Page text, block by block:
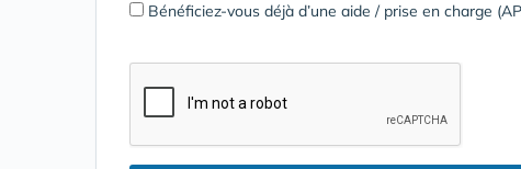
Bénéficiez-vous déjà d’une aide / prise en charge